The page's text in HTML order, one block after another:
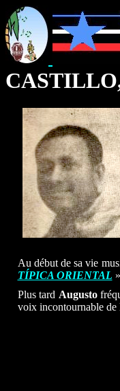
Au début de sa vie
TÍPICA ORIENTAL
Plus tard Augusto
voix incontournable de